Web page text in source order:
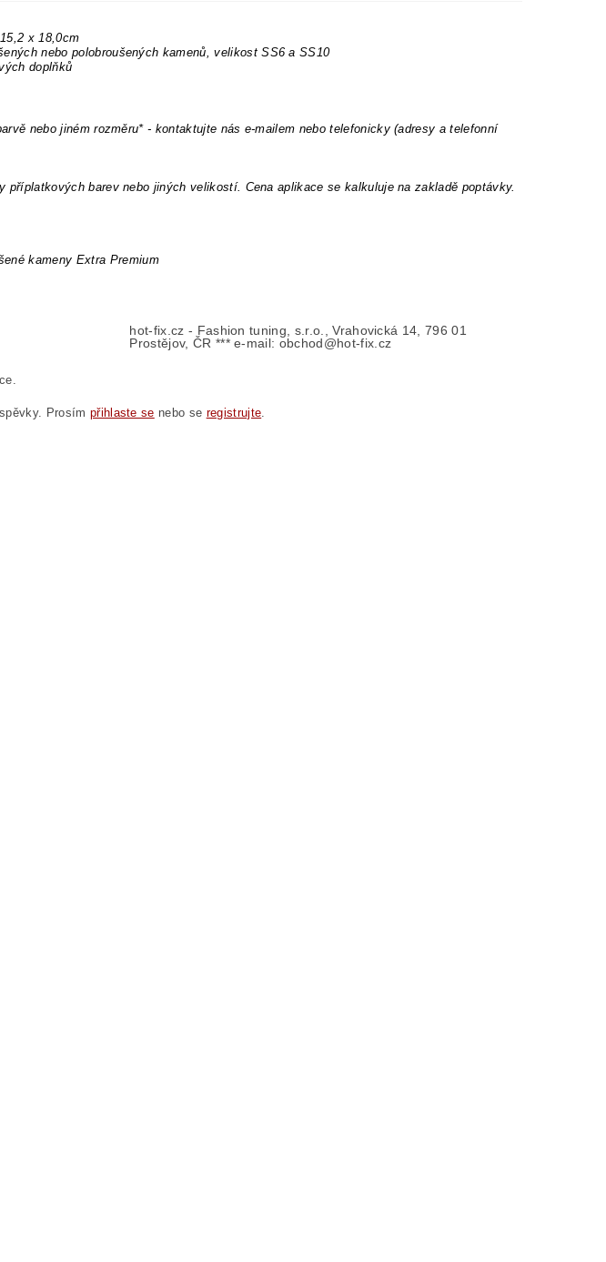
x 18,0cm
nebo polobroušených kamenů, velikost SS6 a SS10
doplňků
nebo jiném rozměru* - kontaktujte nás e-mailem nebo telefonicky (adresy a telefonní
příplatkových barev nebo jiných velikostí. Cena aplikace se kalkuluje na zakladě poptávky.
kameny Extra Premium
hot-fix.cz - Fashion tuning, s.r.o., Vrahovická 14, 796 01
Prostějov, ČR *** e-mail: obchod@hot-fix.cz
Prosím přihlaste se nebo se registrujte.